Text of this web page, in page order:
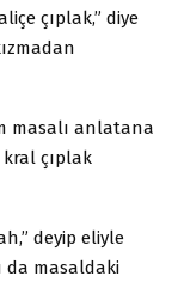
çıplak,” diye
masalı anlatana
çıplak
deyip eliyle
da masaldaki